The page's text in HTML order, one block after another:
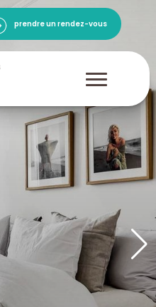
prendre un rendez-vous